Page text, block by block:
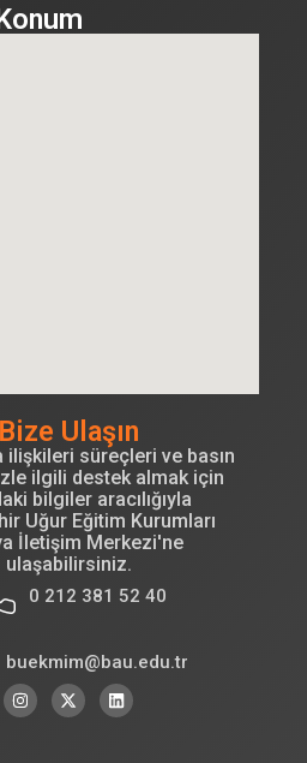
Bize Ulaşın
ilişkileri süreçleri ve basın
ilgili destek almak için
bilgiler aracılığıyla
Uğur Eğitim Kurumları
İletişim Merkezi'ne
ulaşabilirsiniz.
0 212 381 52 40
buekmim@bau.edu.tr